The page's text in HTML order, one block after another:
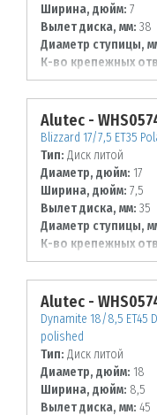
Ширина, дюйм: 7
Вылет диска, мм: 38
Диаметр ступицы,
К-во крепежных
Диаметр располож.
112
Alutec -
Blizzard 17/7,5 ET35
Тип: Диск литой
Диаметр, дюйм: 17
Ширина, дюйм: 7,5
Вылет диска, мм: 35
Диаметр ступицы,
К-во крепежных
Диаметр располож.
120
Alutec -
Dynamite 18/8,5 ET45
polished
Тип: Диск литой
Диаметр, дюйм: 18
Ширина, дюйм: 8,5
Вылет диска, мм: 45